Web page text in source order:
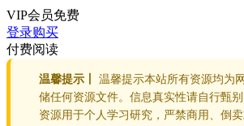
VIP会员免费
登录购买
付费阅读
温馨提示丨
温馨提示本站所有资源均为
储任何资源文件。信息真实性请自行甄
资源用于个人学习研究，严禁商用、倒卖